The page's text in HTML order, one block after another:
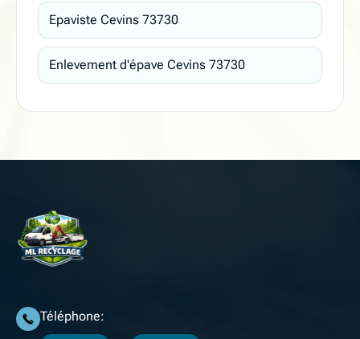
Epaviste Cevins 73730
Enlevement d'épave Cevins 73730
Téléphone: